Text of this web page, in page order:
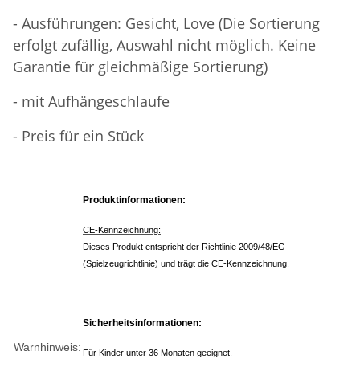
- Ausführungen: Gesicht, Love (Die Sortierung
erfolgt zufällig, Auswahl nicht möglich. Keine
Garantie für gleichmäßige Sortierung)
- mit Aufhängeschlaufe
- Preis für ein Stück
Warnhinweis:
Produktinformationen:
CE-Kennzeichnung:
Dieses Produkt entspricht der Richtlinie 2009/48/EG
(Spielzeugrichtlinie) und trägt die CE-Kennzeichnung.
Sicherheitsinformationen:
Für Kinder unter 36 Monaten geeignet.